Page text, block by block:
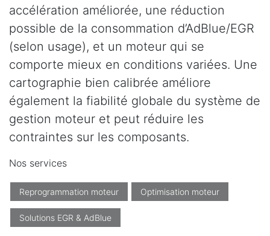
accélération améliorée, une réduction
possible de la consommation d’AdBlue/EGR
(selon usage), et un moteur qui se
comporte mieux en conditions variées. Une
cartographie bien calibrée améliore
également la fiabilité globale du système de
gestion moteur et peut réduire les
contraintes sur les composants.
Nos services
Reprogrammation moteur Optimisation moteur
Solutions EGR & AdBlue